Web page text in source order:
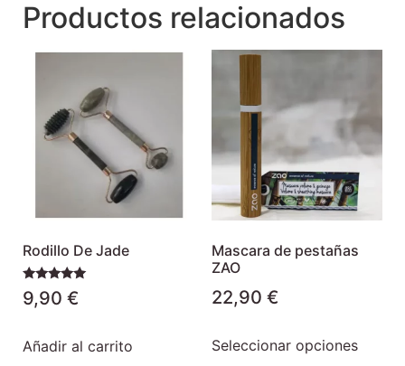
Productos relacionados
Rodillo De Jade
Valorado
con
9,90 €
Añadir al carrito
Mascara de pestañas
ZAO
22,90 €
Seleccionar opciones